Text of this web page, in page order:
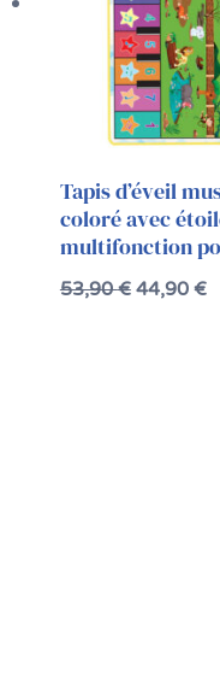
Tapis d’éveil
coloré avec
multifonction
53,90€ 44,90 €